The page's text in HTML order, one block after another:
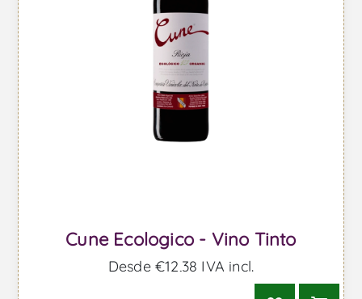
Cune Ecologico - Vino Tinto
Desde €12,38 IVA incl.